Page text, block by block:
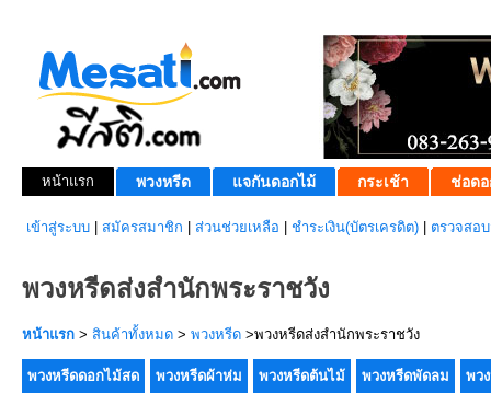
หน้าแรก พวงหรีด แจกันดอกไม้ กระเช้า ช่อดอ
เข้าสู่ระบบ สมัครสมาชิก ส่วนช่วยเหลือ ชำระเงิน(บัตรเครดิต) ตรวจสอ
พวงหรีดส่งสำนักพระราชวัง
หน้าแรก > สินค้าทั้งหมด > พวงหรีด >พวงหรีดส่งสำนักพระราชวัง
พวงหรีดดอกไม้สด พวงหรีดผ้าห่ม พวงหรีดต้นไม้ พวงหรีดพัดลม พว